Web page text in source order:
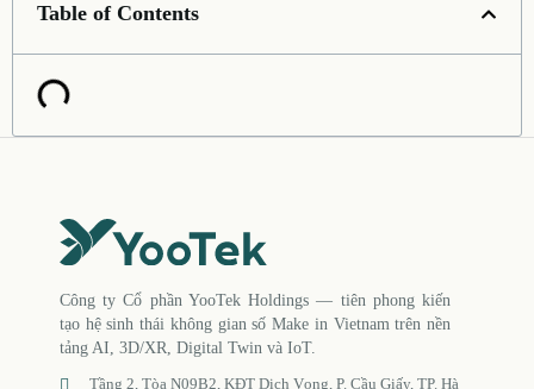
Table of Contents
Công ty Cổ phần YooTek Holdings — tiên phong kiến
tạo hệ sinh thái không gian số Make in Vietnam trên nền
tảng AI, 3D/XR, Digital Twin và IoT.
Tầng 2, Tòa N09B2, KĐT Dịch Vọng, P. Cầu Giấy, TP. Hà